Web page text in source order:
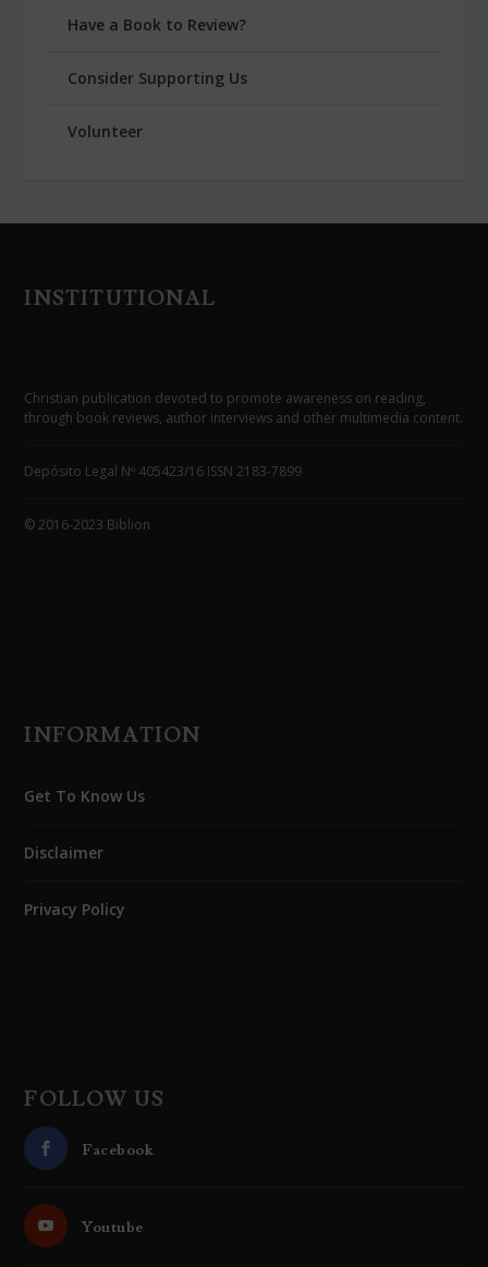
Have a Book to Review?
Consider Supporting Us
Volunteer
INSTITUTIONAL
Christian publication devoted to promote awareness on reading,
through book reviews, author interviews and other multimedia content.
Depósito Legal Nº 405423/16 ISSN 2183-7899
© 2016-2023 Biblion
INFORMATION
Get To Know Us
Disclaimer
Privacy Policy
FOLLOW US
Facebook
Youtube